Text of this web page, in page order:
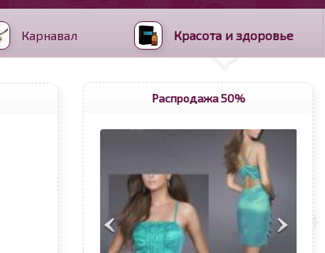
Карнавал Красота и здоровье
Распродажа 50%